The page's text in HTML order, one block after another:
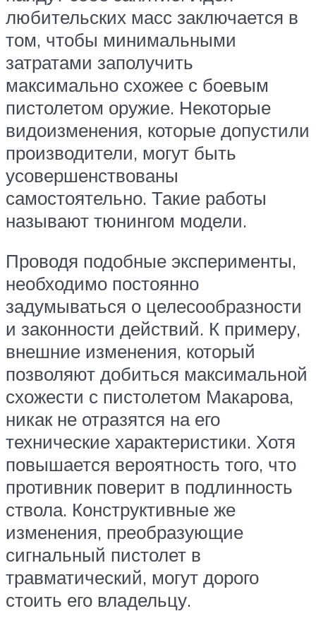
любительских масс заключается в
том, чтобы минимальными
затратами заполучить
максимально схожее с боевым
пистолетом оружие. Некоторые
видоизменения, которые допустили
производители, могут быть
усовершенствованы
самостоятельно. Такие работы
называют тюнингом модели.
Проводя подобные эксперименты,
необходимо постоянно
задумываться о целесообразности
и законности действий. К примеру,
внешние изменения, который
позволяют добиться максимальной
схожести с пистолетом Макарова,
никак не отразятся на его
технические характеристики. Хотя
повышается вероятность того, что
противник поверит в подлинность
ствола. Конструктивные же
изменения, преобразующие
сигнальный пистолет в
травматический, могут дорого
стоить его владельцу.